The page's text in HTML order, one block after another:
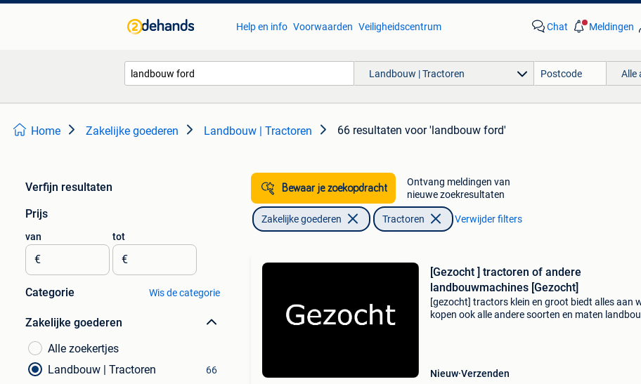
Help en info Voorwaarden Veiligheidscentrum Chat Meldingen
Landbouw | Tractoren Alle
Home Zakelijke goederen Landbouw | Tractoren 66 resultaten voor 'landbouw ford'
Verfijn resultaten
Prijs
van
€
tot
€
Categorie Wis de categorie
Zakelijke goederen
Alle zoekertjes
Landbouw | Tractoren
66
Bewaar je zoekopdracht
Ontvang meldingen van
nieuwe zoekresultaten
Zakelijke goederen Tractoren Verwijder filters
[Gezocht ] tractoren of andere
landbouwmachines [Gezocht]
[gezocht] tractors klein en groot biedt alles aan
kopen ook alle andere soorten en maten
Nieuw Verzenden